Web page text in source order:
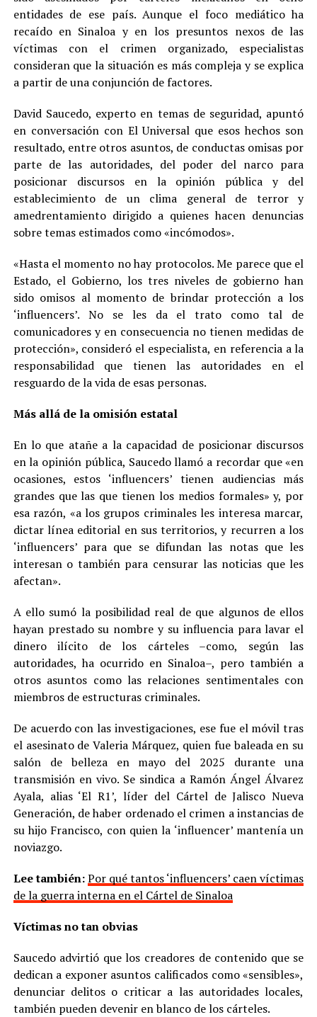
entidades de ese país. Aunque el foco mediático ha
recaído en Sinaloa y en los presuntos nexos de las
víctimas con el crimen organizado, especialistas
consideran que la situación es más compleja y se explica
a partir de una conjunción de factores.
David Saucedo, experto en temas de seguridad, apuntó
en conversación con El Universal que esos hechos son
resultado, entre otros asuntos, de conductas omisas por
parte de las autoridades, del poder del narco para
posicionar discursos en la opinión pública y del
establecimiento de un clima general de terror y
amedrentamiento dirigido a quienes hacen denuncias
sobre temas estimados como «incómodos».
«Hasta el momento no hay protocolos. Me parece que el
Estado, el Gobierno, los tres niveles de gobierno han
sido omisos al momento de brindar protección a los
‘influencers’. No se les da el trato como tal de
comunicadores y en consecuencia no tienen medidas de
protección», consideró el especialista, en referencia a la
responsabilidad que tienen las autoridades en el
resguardo de la vida de esas personas.
Más allá de la omisión estatal
En lo que atañe a la capacidad de posicionar discursos
en la opinión pública, Saucedo llamó a recordar que «en
ocasiones, estos ‘influencers’ tienen audiencias más
grandes que las que tienen los medios formales» y, por
esa razón, «a los grupos criminales les interesa marcar,
dictar línea editorial en sus territorios, y recurren a los
‘influencers’ para que se difundan las notas que les
interesan o también para censurar las noticias que les
afectan».
A ello sumó la posibilidad real de que algunos de ellos
hayan prestado su nombre y su influencia para lavar el
dinero ilícito de los cárteles –como, según las
autoridades, ha ocurrido en Sinaloa–, pero también a
otros asuntos como las relaciones sentimentales con
miembros de estructuras criminales.
De acuerdo con las investigaciones, ese fue el móvil tras
el asesinato de Valeria Márquez, quien fue baleada en su
salón de belleza en mayo del 2025 durante una
transmisión en vivo. Se sindica a Ramón Ángel Álvarez
Ayala, alias ‘El R1’, líder del Cártel de Jalisco Nueva
Generación, de haber ordenado el crimen a instancias de
su hijo Francisco, con quien la ‘influencer’ mantenía un
noviazgo.
Lee también:Por qué tantos ‘influencers’ caen víctimas
de la guerra interna en el Cártel de Sinaloa
Víctimas no tan obvias
Saucedo advirtió que los creadores de contenido que se
dedican a exponer asuntos calificados como «sensibles»,
denunciar delitos o criticar a las autoridades locales,
también pueden devenir en blanco de los cárteles.